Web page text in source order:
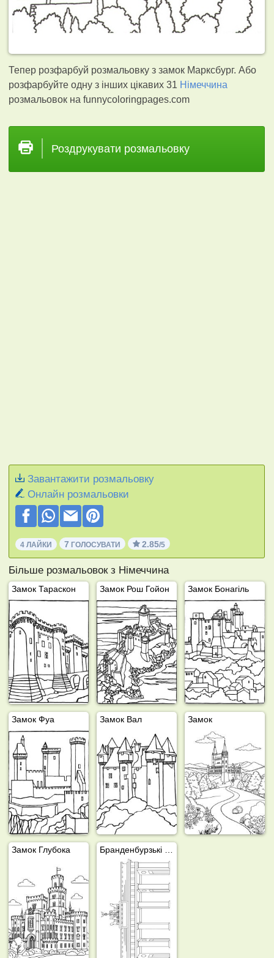
Тепер розфарбуй розмальовку з замок Марксбург. Або
розфарбуйте одну з інших цікавих 31 Німеччина
розмальовок на funnycoloringpages.com
Роздрукувати розмальовку
Завантажити розмальовку
Онлайн розмальовки
4 ЛАЙКИ 7 ГОЛОСУВАТИ 2.85/5
Більше розмальовок з Німеччина
Замок Тараскон Замок Рош Гойон Замок Бонагіль
Замок Фуа Замок Вал Замок
Замок Глубока